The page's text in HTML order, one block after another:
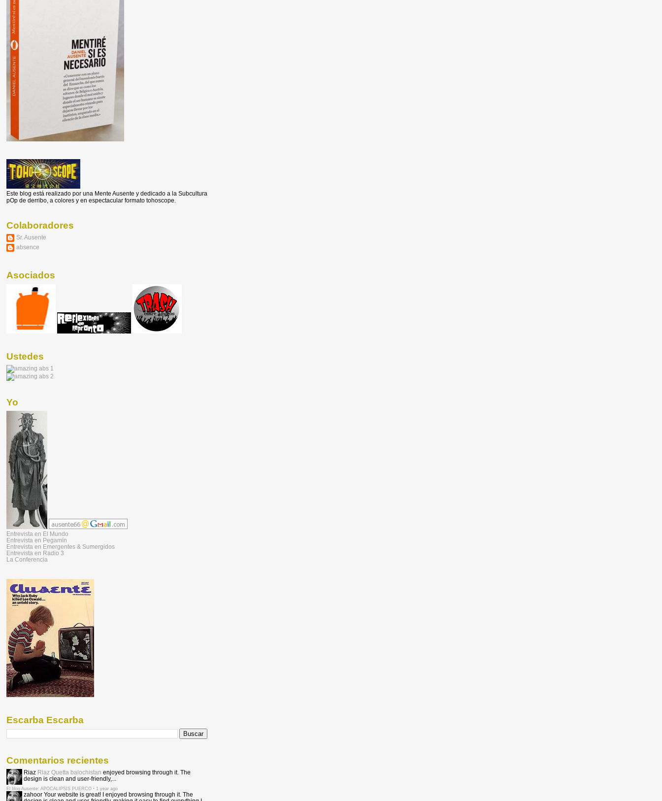
Este blog está realizado por una Mente Ausente y dedicado a la Subcultura
pOp de derribo, a colores y en espectacular formato tohoscope.
Colaboradores
Sr. Ausente
absence
Asociados
Ustedes
Yo
Entrevista en El Mundo
Entrevista en Pegamín
Entrevista en Emergentes & Sumergidos
Entrevista en Radio 3
La Conferencia
Escarba Escarba
Comentarios recientes
Riaz Riaz Quetta balochistan enjoyed browsing through it. The
design is clean and user-friendly,...
El blog Ausente: APOCALIPSIS PUERCO · 1 year ago
zahoor Your website is great! I enjoyed browsing through it. The